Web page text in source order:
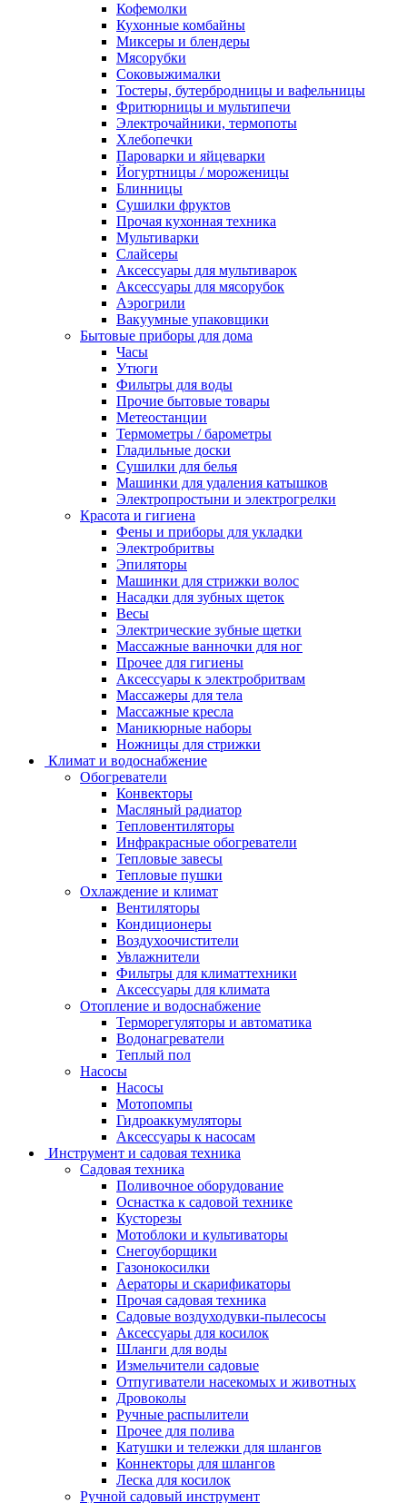
Кофемолки
Кухонные комбайны
Миксеры и блендеры
Мясорубки
Соковыжималки
Тостеры, бутербродницы и вафельницы
Фритюрницы и мультипечи
Электрочайники, термопоты
Хлебопечки
Пароварки и яйцеварки
Йогуртницы / мороженицы
Блинницы
Сушилки фруктов
Прочая кухонная техника
Мультиварки
Слайсеры
Аксессуары для мультиварок
Аксессуары для мясорубок
Аэрогрили
Вакуумные упаковщики
Бытовые приборы для дома
Часы
Утюги
Фильтры для воды
Прочие бытовые товары
Метеостанции
Термометры / барометры
Гладильные доски
Сушилки для белья
Машинки для удаления катышков
Электропростыни и электрогрелки
Красота и гигиена
Фены и приборы для укладки
Электробритвы
Эпиляторы
Машинки для стрижки волос
Насадки для зубных щеток
Весы
Электрические зубные щетки
Массажные ванночки для ног
Прочее для гигиены
Аксессуары к электробритвам
Массажеры для тела
Массажные кресла
Маникюрные наборы
Ножницы для стрижки
Климат и водоснабжение
Обогреватели
Конвекторы
Масляный радиатор
Тепловентиляторы
Инфракрасные обогреватели
Тепловые завесы
Тепловые пушки
Охлаждение и климат
Вентиляторы
Кондиционеры
Воздухоочистители
Увлажнители
Фильтры для климаттехники
Аксессуары для климата
Отопление и водоснабжение
Терморегуляторы и автоматика
Водонагреватели
Теплый пол
Насосы
Насосы
Мотопомпы
Гидроаккумуляторы
Аксессуары к насосам
Инструмент и садовая техника
Садовая техника
Поливочное оборудование
Оснастка к садовой технике
Кусторезы
Мотоблоки и культиваторы
Снегоуборщики
Газонокосилки
Аераторы и скарификаторы
Прочая садовая техника
Садовые воздуходувки-пылесосы
Аксессуары для косилок
Шланги для воды
Измельчители садовые
Отпугиватели насекомых и животных
Дровоколы
Ручные распылители
Прочее для полива
Катушки и тележки для шлангов
Коннекторы для шлангов
Леска для косилок
Ручной садовый инструмент